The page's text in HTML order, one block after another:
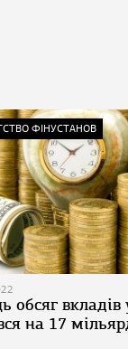
ФІНУСТАНОВ
обсяг
на 17